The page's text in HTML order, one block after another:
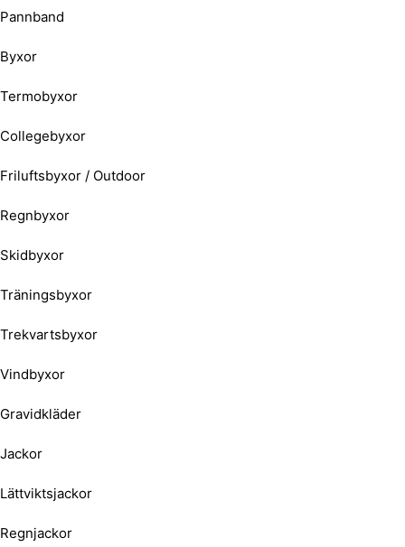
Pannband
Byxor
Termobyxor
Collegebyxor
Friluftsbyxor / Outdoor
Regnbyxor
Skidbyxor
Träningsbyxor
Trekvartsbyxor
Vindbyxor
Gravidkläder
Jackor
Lättviktsjackor
Regnjackor